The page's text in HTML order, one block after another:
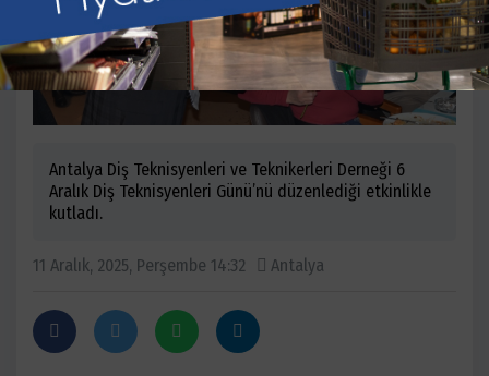
Antalya Diş Teknisyenleri ve Teknikerleri Derneği 6
Aralık Diş Teknisyenleri Günü’nü düzenlediği etkinlikle
kutladı.
11 Aralık, 2025, Perşembe 14:32 Antalya